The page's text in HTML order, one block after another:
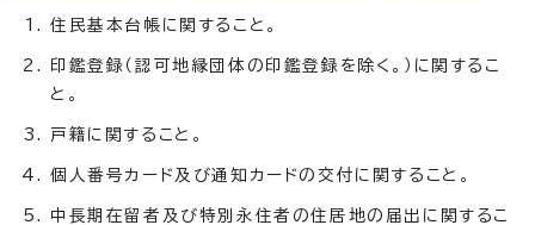
住民基本台帳に関すること。
印鑑登録（認可地縁団体の印鑑登録を除く。）に関するこ
と。
戸籍に関すること。
個人番号カード及び通知カードの交付に関すること。
中長期在留者及び特別永住者の住居地の届出に関するこ